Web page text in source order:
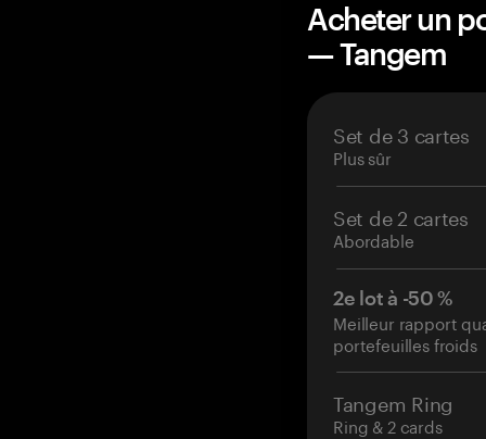
Acheter un
— Tangem
Set de 3 cartes
Plus sûr
Set de 2 cartes
Abordable
2e lot à -50 %
Meilleur rapport
portefeuilles froids
Tangem Ring
Ring & 2 cards